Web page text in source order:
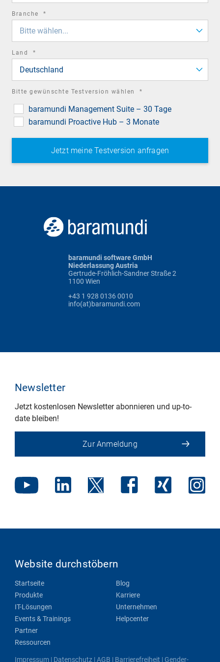
Branche *
Bitte wählen...
Land *
Deutschland
Bitte gewünschte Testversion wählen *
baramundi Management Suite – 30 Tage
baramundi Proactive Hub – 3 Monate
baramundi software GmbH
Niederlassung Austria
Gertrude-Fröhlich-Sandner Straße 2
1100 Wien
+43 1 928 0136 0010
info(at)baramundi.com
Newsletter
Jetzt kostenlosen Newsletter abonnieren und up-to-
date bleiben!
Zur Anmeldung
Website durchstöbern
Startseite
Produkte
IT-Lösungen
Events & Trainings
Partner
Ressourcen
Blog
Karriere
Unternehmen
Helpcenter
Impressum | Datenschutz |AGB | Barrierefreiheit | Gender-